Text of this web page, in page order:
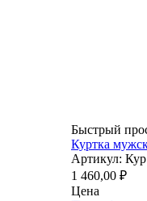
Быстрый
Куртка
Артикул:
1 460,00 ₽
Цена